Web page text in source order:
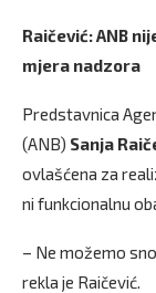
Raičević: ANB
mjera nadzora
Predstavnica
(ANB) Sanja
ovlašćena za
ni funkcionalnu
– Ne možemo
rekla je Raičević.